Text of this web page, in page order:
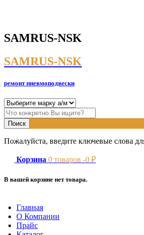
SAMRUS-NSK
SAMRUS-NSK
ремонт пневмоподвески
Пожалуйста, введите ключевые слова
Корзина 0 товаров -0 ₽
В вашей корзине нет товара.
Главная
О Компании
Прайс